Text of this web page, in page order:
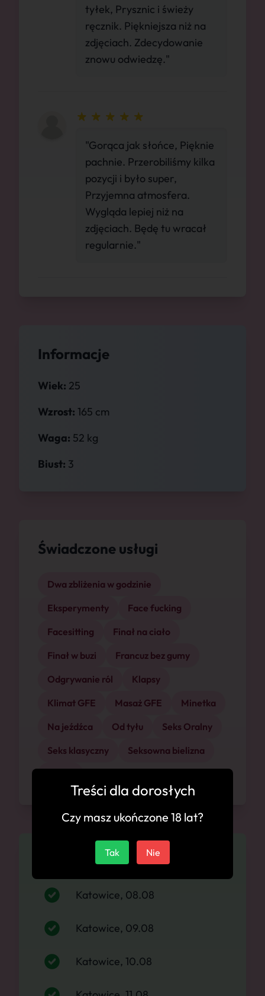
Informacje
Wiek: 25
Wzrost: 165 cm
Waga: 52 kg
Biust: 3
Świadczone usługi
Dwa zbliżenia w godzinie
Eksperymenty
Face fucking
Facesitting
Finał na ciało
Finał w buzi
Francuz bez gumy
Odgrywanie ról
Klapsy
Klimat GFE
Masaż GFE
Minetka
Na jeźdźca
Od tyłu
Seks Oralny
Seks klasyczny
Seksowna bielizna
Dostępność
Katowice, 08.08
Katowice, 09.08
Katowice, 10.08
tyłek, Prysznic i świeży
ręcznik. Piękniejsza niż na
zdjęciach. Zdecydowanie
znowu odwiedzę."
"Gorąca jak słońce, Pięknie
pachnie. Przerobiliśmy kilka
pozycji i było super,
Przyjemna atmosfera.
Wygląda lepiej niż na
zdjęciach. Będę tu wracał
regularnie."
Treści dla dorosłych
Czy masz ukończone 18 lat?
Tak Nie